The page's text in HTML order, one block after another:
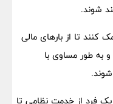
شوند.
کنند تا از بارهای مالی
به طور مساوی با
فرد از خدمت نظامی تا